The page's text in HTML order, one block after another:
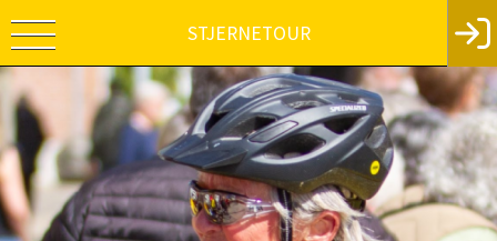
STJERNETOUR